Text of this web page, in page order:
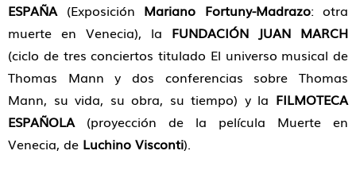
ESPAÑA(Exposición Mariano Fortuny-Madrazo: otra
muerte en Venecia), la FUNDACIÓN JUAN MARCH
(ciclo de tres conciertos titulado El universo musical de
Thomas Mann y dos conferencias sobre Thomas
Mann, su vida, su obra, su tiempo) y la FILMOTECA
ESPAÑOLA(proyección de la película Muerte en
Venecia, de Luchino Visconti).